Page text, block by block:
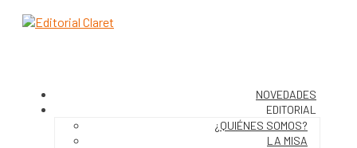
NOVEDADES
EDITORIAL
¿QUIÉNES SOMOS?
LA MISA